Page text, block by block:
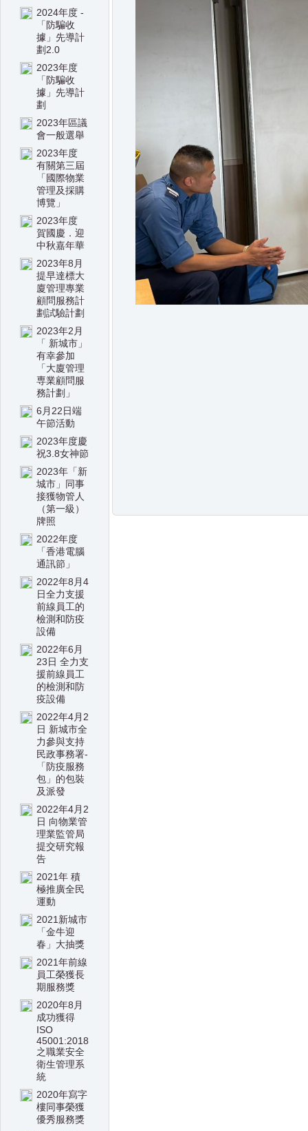
2024年度 -
「防騙收
據」先導計
劃2.0
2023年度
「防騙收
據」先導計
劃
2023年區議
會一般選舉
2023年度
有關第三屆
「國際物業
管理及採購
博覽」
2023年度
賀國慶．迎
中秋嘉年華
2023年8月
提早達標大
廈管理專業
顧問服務計
劃試驗計劃
2023年2月
「 新城市」
有幸參加
「大廈管理
専業顧問服
務計劃」
6月22日端
午節活動
2023年度慶
祝3.8女神節
2023年「新
城市」同事
接獲物管人
（第一級）
牌照
2022年度
「香港電腦
通訊節」
2022年8月4
日全力支援
前線員工的
檢測和防疫
設備
2022年6月
23日 全力支
援前線員工
的檢測和防
疫設備
2022年4月2
日 新城市全
力參與支持
民政事務署-
「防疫服務
包」的包裝
及派發
2022年4月2
日 向物業管
理業監管局
提交研究報
告
2021年 積
極推廣全民
運動
2021新城市
「金牛迎
春」大抽獎
2021年前線
員工榮獲長
期服務獎
2020年8月
成功獲得
ISO
45001:2018
之職業安全
衛生管理系
統
2020年寫字
樓同事榮獲
優秀服務獎